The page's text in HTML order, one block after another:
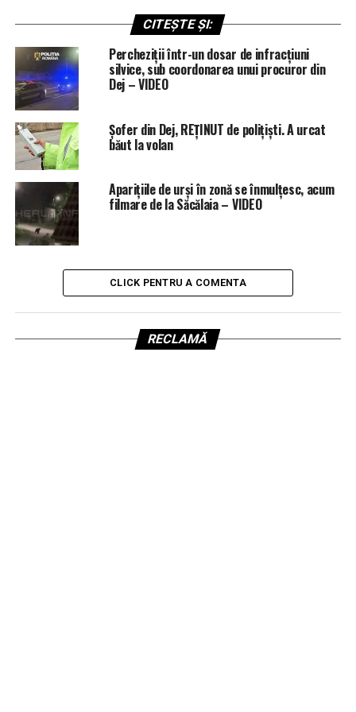
CITEȘTE ȘI:
Percheziții într-un dosar de infracțiuni
silvice, sub coordonarea unui procuror din
Dej – VIDEO
Șofer din Dej, REȚINUT de polițiști. A urcat
băut la volan
Aparițiile de urși în zonă se înmulțesc, acum
filmare de la Săcălaia – VIDEO
CLICK PENTRU A COMENTA
RECLAMĂ